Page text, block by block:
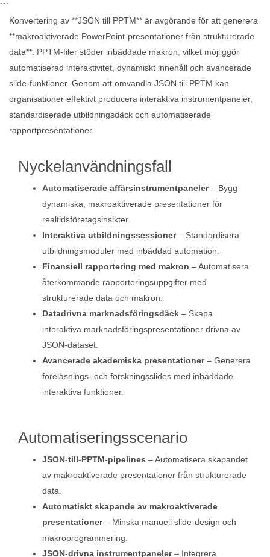
```
Konvertering av **JSON till PPTM** är avgörande för att generera
**makroaktiverade PowerPoint-presentationer från strukturerade
data**. PPTM-filer stöder inbäddade makron, vilket möjliggör
automatiserad interaktivitet, dynamiskt innehåll och avancerade
slide-funktioner. Genom att omvandla JSON till PPTM kan
organisationer effektivt producera interaktiva instrumentpaneler,
standardiserade utbildningsdäck och automatiserade
rapportpresentationer.
Nyckelanvändningsfall
Automatiserade affärsinstrumentpaneler– Bygg
dynamiska, makroaktiverade presentationer för
realtidsföretagsinsikter.
Interaktiva utbildningssessioner– Standardisera
utbildningsmoduler med inbäddad automation.
Finansiell rapportering med makron – Automatisera
återkommande rapporteringsuppgifter med
strukturerade data och makron.
Datadrivna marknadsföringsdäck – Skapa
interaktiva marknadsföringspresentationer drivna av
JSON-dataset.
Avancerade akademiska presentationer– Generera
föreläsnings- och forskningsslides med inbäddade
interaktiva funktioner.
Automatiseringsscenario
JSON-till-PPTM-pipelines – Automatisera skapandet
av makroaktiverade presentationer från strukturerade
data.
Automatiskt skapande av makroaktiverade
presentationer– Minska manuell slide-design och
makroprogrammering.
JSON-drivna instrumentpaneler– Integrera